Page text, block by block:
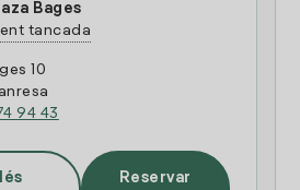
Bages
tancada
10
94 43
Reservar